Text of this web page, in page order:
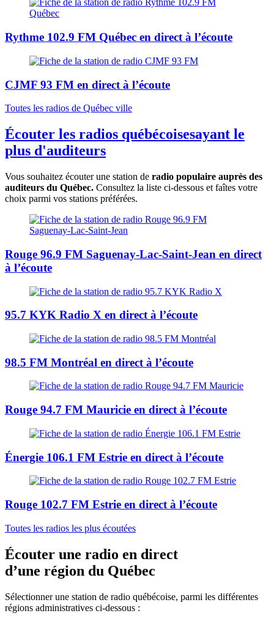
Rythme 102.9 FM Québec en direct à l’écoute
CJMF 93 FM en direct à l’écoute
Toutes les radios de Québec ville
Écouter les radios québécoisesayant le
plus d'auditeurs
Vous souhaitez écouter une station de radio populaire auprès des
auditeurs du Québec. Consultez la liste ci-dessous et faîtes votre
choix parmi vos stations préférées.
Rouge 96.9 FM Saguenay-Lac-Saint-Jean en direct
à l’écoute
95.7 KYK Radio X en direct à l’écoute
98.5 FM Montréal en direct à l’écoute
Rouge 94.7 FM Mauricie en direct à l’écoute
Énergie 106.1 FM Estrie en direct à l’écoute
Rouge 102.7 FM Estrie en direct à l’écoute
Toutes les radios les plus écoutées
Écouter une radio en direct
d’une région du Québec
Sélectionner une station de radio québécoise, parmi les différentes
régions administratives ci-dessous :